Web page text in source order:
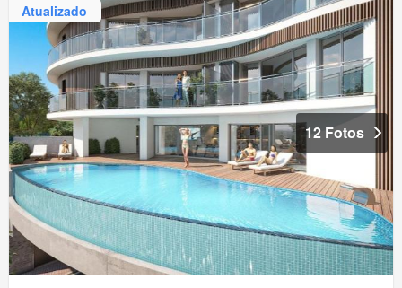
Atualizado
12 Fotos